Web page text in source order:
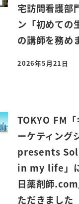
宅訪問看護部
ン「初めての
の講師を務め
投稿日
2026年5月21日
TOKYO FM「
ーケティング
presents
in my life」
日薬剤師
ただきました